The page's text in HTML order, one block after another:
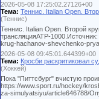
2026-05-08 17:25:02.27126+00
Тема: Теннис. Italian Open.
(Теннис)
Теннис. Italian Open. Второй
трансляцияАТР-
krug-hachanov-shevchenko-
2026-05-08 09:45:01.644399+00
Тема: Кросби раскритиковал
(Хоккей)
Пока "Питтсбург" вчистую
https://www.sport.ru/hockey/
za-simulyatsiyu/article646788/